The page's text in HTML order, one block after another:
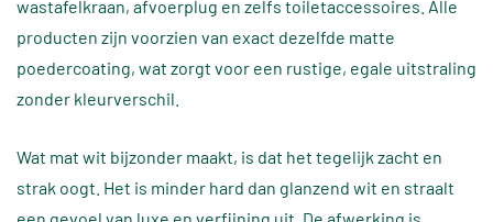
wastafelkraan, afvoerplug en zelfs toiletaccessoires. Alle
producten zijn voorzien van exact dezelfde matte
poedercoating, wat zorgt voor een rustige, egale uitstraling
zonder kleurverschil.
Wat mat wit bijzonder maakt, is dat het tegelijk zacht en
strak oogt. Het is minder hard dan glanzend wit en straalt